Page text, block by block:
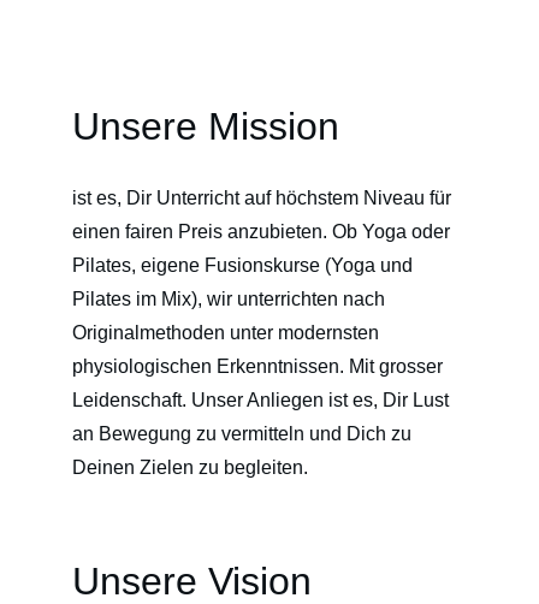
Unsere Mission
ist es, Dir Unterricht auf höchstem Niveau für
einen fairen Preis anzubieten. Ob Yoga oder
Pilates, eigene Fusionskurse (Yoga und
Pilates im Mix), wir unterrichten nach
Originalmethoden unter modernsten
physiologischen Erkenntnissen. Mit grosser
Leidenschaft. Unser Anliegen ist es, Dir Lust
an Bewegung zu vermitteln und Dich zu
Deinen Zielen zu begleiten.
Unsere Vision